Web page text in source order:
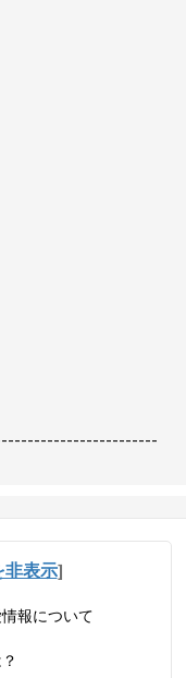
非表示]
報について